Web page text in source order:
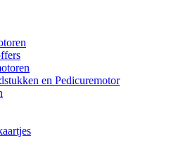
en Pedicuremotor